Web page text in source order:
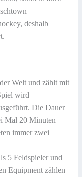
deshalb
Welt und zählt mit
wird
Die Dauer
Mal 20 Minuten
immer zwei
5 Feldspieler und
Equipment zählen